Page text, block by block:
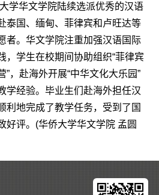
华文学院陆续选派优秀的汉语
泰国、缅甸、菲律宾和卢旺达等
者。华文学院注重加强汉语国际
，学生在校期间协助组织“菲律宾
，赴海外开展“中华文化大乐园”
学经验。毕业生们赴海外担任汉
利地完成了教学任务，受到了国
好评。(华侨大学华文学院 孟圆